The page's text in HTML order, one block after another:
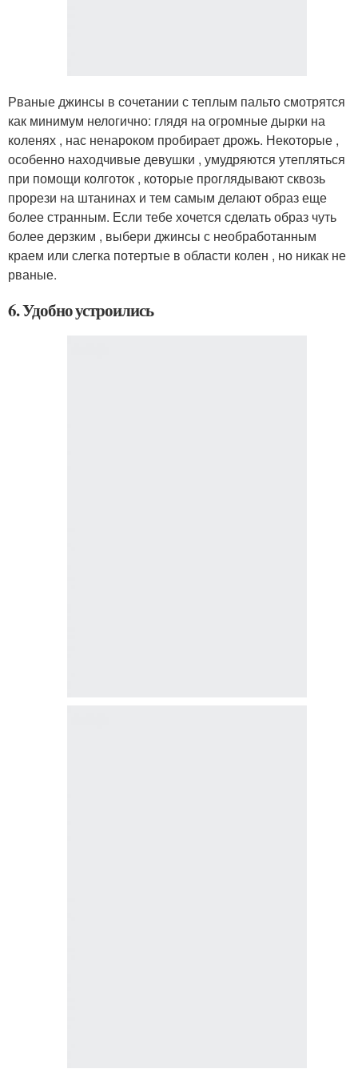
Рваные джинсы в сочетании с теплым пальто смотрятся
как минимум нелогично: глядя на огромные дырки на
коленях , нас ненароком пробирает дрожь. Некоторые ,
особенно находчивые девушки , умудряются утепляться
при помощи колготок , которые проглядывают сквозь
прорези на штанинах и тем самым делают образ еще
более странным. Если тебе хочется сделать образ чуть
более дерзким , выбери джинсы с необработанным
краем или слегка потертые в области колен , но никак не
рваные.
6. Удобно устроились